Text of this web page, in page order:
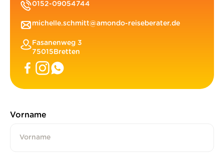
0152-09054744
michelle.schmitt@amondo-reiseberater.de
Fasanenweg 3
75015Bretten
Vorname